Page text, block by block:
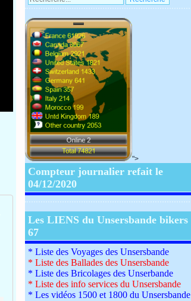
">
Compteur journalier refait le
04/12/2020
Les LIENS du Unsersbande bikers
67
* Liste des Voyages des Unsersbande
* Liste des Ballades des Unsersbande
* Liste des Bricolages des Unserbande
* Liste des info services du Unsersbande
* Les vidéos 1500 et 1800 du Unsersbande